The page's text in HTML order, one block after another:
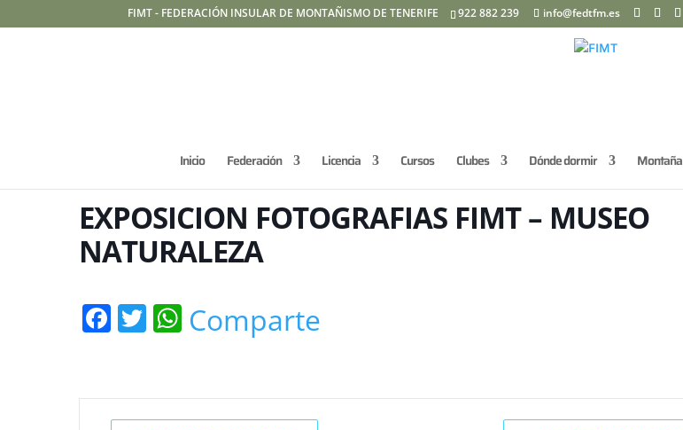
FIMT - FEDERACIÓN INSULAR DE MONTAÑISMO DE TENERIFE 922 882 239 info@fedtfm.es
Inicio Federación Licencia Cursos Clubes Dónde dormir Montaña
EXPOSICION FOTOGRAFIAS FIMT – MUSEO
NATURALEZA
Facebook
Twitter
WhatsApp
Comparte